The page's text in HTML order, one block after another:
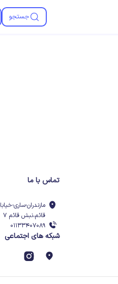
جستجو
تماس با ما
مازندران-ساری-
قائم،نبش قائم ۷
۰۱۱۳۳۴۰۷۰۸۹
شبکه های اجتماعی